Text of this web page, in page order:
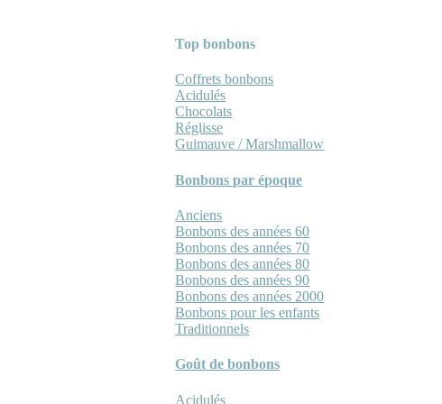
Top bonbons
Coffrets bonbons
Acidulés
Chocolats
Réglisse
Guimauve / Marshmallow
Bonbons par époque
Anciens
Bonbons des années 60
Bonbons des années 70
Bonbons des années 80
Bonbons des années 90
Bonbons des années 2000
Bonbons pour les enfants
Traditionnels
Goût de bonbons
Acidulés